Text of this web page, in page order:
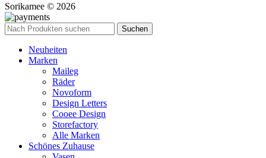
Sorikamee © 2026
Suchen
Neuheiten
Marken
Maileg
Räder
Novoform
Design Letters
Cooee Design
Storefactory
Alle Marken
Schönes Zuhause